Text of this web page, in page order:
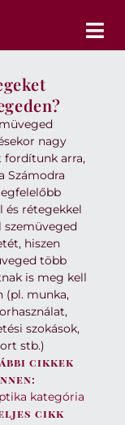
nagy
arra,
Számodra
és rétegekkel
szemüveged
hiszen
több
is meg kell
(pl. munka,
szokások,
stb.)
cikkek
kategória
cikk